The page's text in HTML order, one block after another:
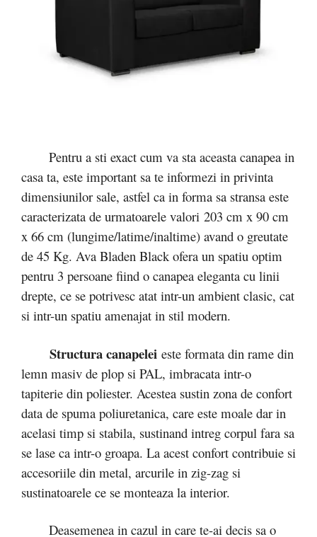
Pentru a sti exact cum va sta aceasta canapea in
casa ta, este important sa te informezi in privinta
dimensiunilor sale, astfel ca in forma sa stransa este
caracterizata de urmatoarele valori 203 cm x 90 cm
x 66 cm (lungime/latime/inaltime) avand o greutate
de 45 Kg. Ava Bladen Black ofera un spatiu optim
pentru 3 persoane fiind o canapea eleganta cu linii
drepte, ce se potrivesc atat intr-un ambient clasic, cat
si intr-un spatiu amenajat in stil modern.
Structura canapelei este formata din rame din
lemn masiv de plop si PAL, imbracata intr-o
tapiterie din poliester. Acestea sustin zona de confort
data de spuma poliuretanica, care este moale dar in
acelasi timp si stabila, sustinand intreg corpul fara sa
se lase ca intr-o groapa. La acest confort contribuie si
accesoriile din metal, arcurile in zig-zag si
sustinatoarele ce se monteaza la interior.
Deasemenea in cazul in care te-ai decis sa o